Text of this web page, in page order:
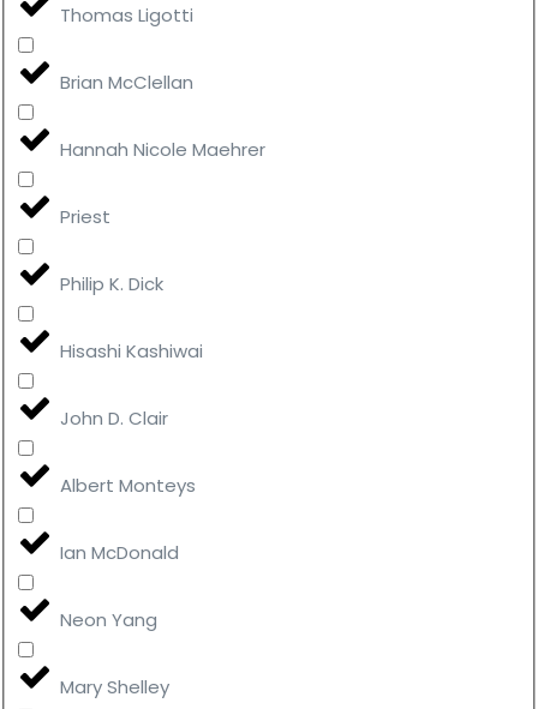
Thomas Ligotti
Brian McClellan
Hannah Nicole Maehrer
Priest
Philip K. Dick
Hisashi Kashiwai
John D. Clair
Albert Monteys
Ian McDonald
Neon Yang
Mary Shelley